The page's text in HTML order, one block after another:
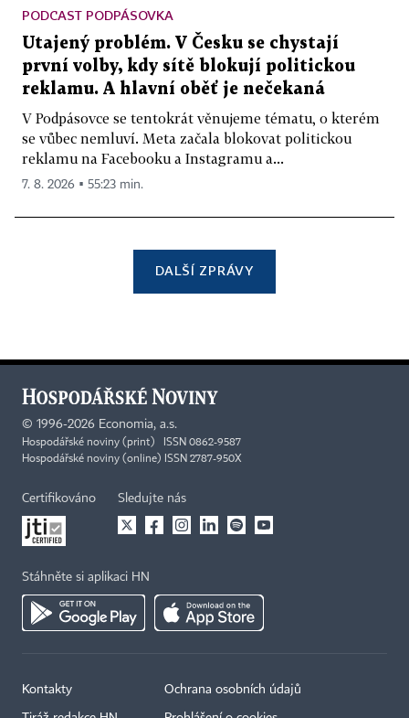
PODCAST PODPÁSOVKA
Utajený problém. V Česku se chystají
první volby, kdy sítě blokují politickou
reklamu. A hlavní oběť je nečekaná
V Podpásovce se tentokrát věnujeme tématu, o kterém
se vůbec nemluví. Meta začala blokovat politickou
reklamu na Facebooku a Instagramu a...
7. 8. 2026 ▪ 55:23 min.
DALŠÍ ZPRÁVY
© 1996-2026 Economia, a.s.
Hospodářské noviny (print) ISSN 0862-9587
Hospodářské noviny (online) ISSN 2787-950X
Certifikováno Sledujte nás
Stáhněte si aplikaci HN
Kontakty Ochrana osobních údajů